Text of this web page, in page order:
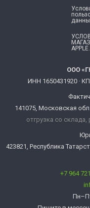
ООО
ИНН 1650431920 ·
141075, Московская
отгрузка со
423821, Республика
+7 964